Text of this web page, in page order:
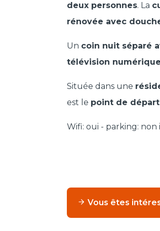
deux personnes. La
rénovée avec
Un coin nuit séparé
télévision
Située dans une
est le point de
Wifi: oui - parking: non
Vous êtes